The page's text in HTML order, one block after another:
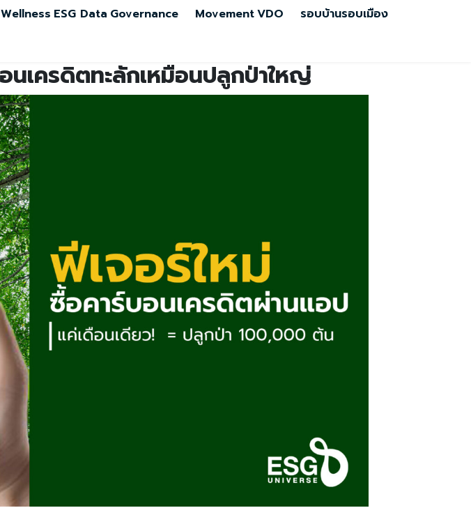
ESG Data Governance MovementVDO รอบบ้านรอบเมือง
เครดิตทะลักเหมือนปลูกป่าใหญ่